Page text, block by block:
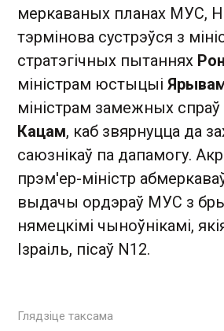
меркаваных планах МУС,
тэрмінова сустрэўся з
стратэгічных пытаннях
міністрам юстыцыі
міністрам замежных спраў
Кацам, каб звярнуцца да
саюзнікаў па дапамогу.
прэм'ер-міністр
выдачы ордэраў МУС з
нямецкімі чыноўнікамі,
Ізраіль, пісаў N12.
Глядзіце таксама